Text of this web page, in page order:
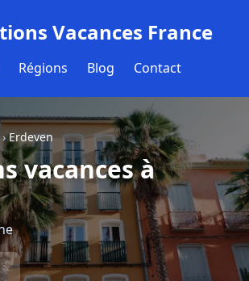
Vacances France
Régions Blog Contact
›Erdeven
vacances à